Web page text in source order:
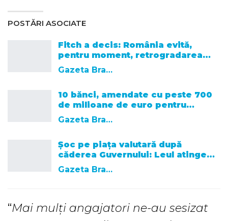
POSTĂRI ASOCIATE
Fitch a decis: România evită,
pentru moment, retrogradarea…
Gazeta Brasovului
10 bănci, amendate cu peste 700
de milioane de euro pentru…
Gazeta Brasovului
Șoc pe piața valutară după
căderea Guvernului: Leul atinge…
Gazeta Brasovului
“Mai mulți angajatori ne-au sesizat